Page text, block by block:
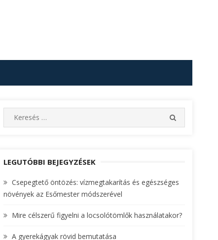
e
c
f
o
:
E
LEGUTÓBBI BEJEGYZÉSEK
Csepegtető öntözés: vízmegtakarítás és egészséges
növények az Esőmester módszerével
Mire célszerű figyelni a locsolótömlők használatakor?
A gyerekágyak rövid bemutatása